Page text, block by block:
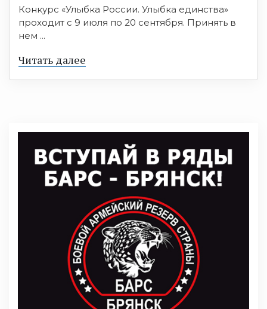
Конкурс «Улыбка России. Улыбка единства»
проходит с 9 июля по 20 сентября. Принять в
нем ...
Читать далее